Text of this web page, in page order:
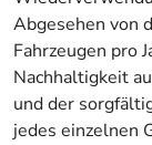
Abgesehen von
Fahrzeugen pro
Nachhaltigkeit
und der
jedes einzelnen